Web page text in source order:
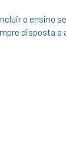
o ensino
disposta a